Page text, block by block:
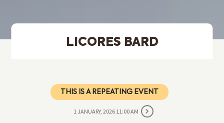
LICORES BARD
THIS IS A REPEATING EVENT
1 JANUARY, 2026 11:00 AM